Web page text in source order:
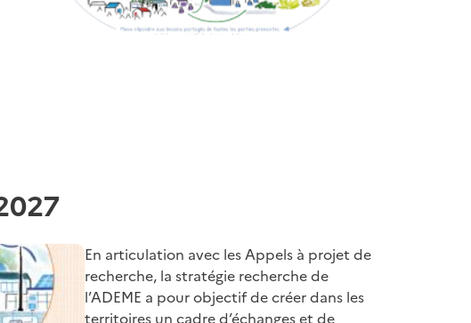
En articulation avec les Appels à projet de
recherche, la stratégie recherche de
l’ADEME a pour objectif de créer dans les
territoires un cadre d’échanges et de